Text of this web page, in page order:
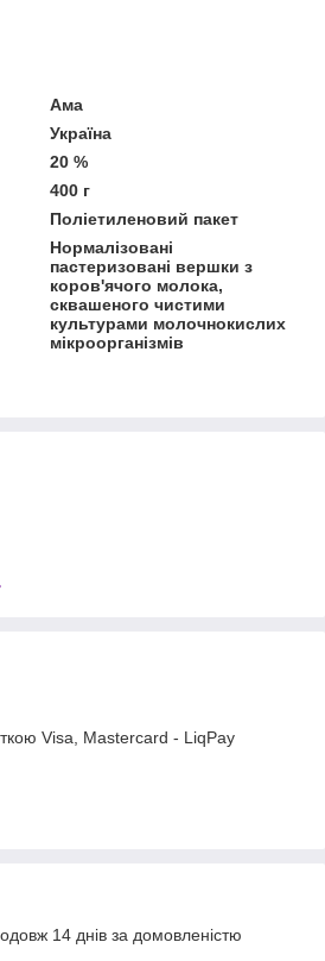
Ама
Україна
20 %
400 г
Поліетиленовий пакет
Нормалізовані
пастеризовані вершки з
коров'ячого молока,
сквашеного чистими
культурами молочнокислих
мікроорганізмів
Visa, Mastercard - LiqPay
14 днів за домовленістю